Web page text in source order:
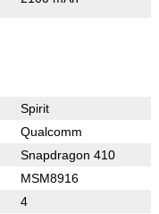
Spirit
Qualcomm
Snapdragon 410
MSM8916
4